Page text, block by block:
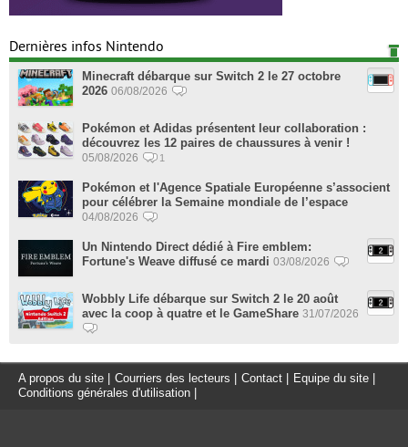
Dernières infos Nintendo
Minecraft débarque sur Switch 2 le 27 octobre
2026 06/08/2026
Pokémon et Adidas présentent leur collaboration :
découvrez les 12 paires de chaussures à venir !
05/08/2026 1
Pokémon et l'Agence Spatiale Européenne s’associent
pour célébrer la Semaine mondiale de l’espace
04/08/2026
Un Nintendo Direct dédié à Fire emblem:
Fortune's Weave diffusé ce mardi 03/08/2026
Wobbly Life débarque sur Switch 2 le 20 août
avec la coop à quatre et le GameShare 31/07/2026
A propos du site Courriers des lecteurs Contact Equipe du site
Conditions générales d'utilisation